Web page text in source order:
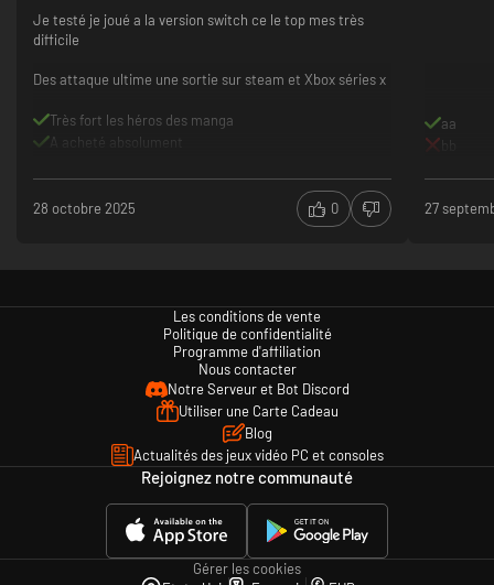
Je testé je joué a la version switch ce le top mes très
difficile
Des attaque ultime une sortie sur steam et Xbox séries x
Très fort les héros des manga
A acheté absolument
Manque le mode histoire
28 octobre 2025 0
aa
27
Les conditions de vente
Politique de confidentialité
Programme d'affiliation
Nous contacter
Notre Serveur et Bot Discord
Utiliser une Carte Cadeau
Blog
Actualités des jeux vidéo PC et consoles
Rejoignez notre communauté
Gérer les cookies